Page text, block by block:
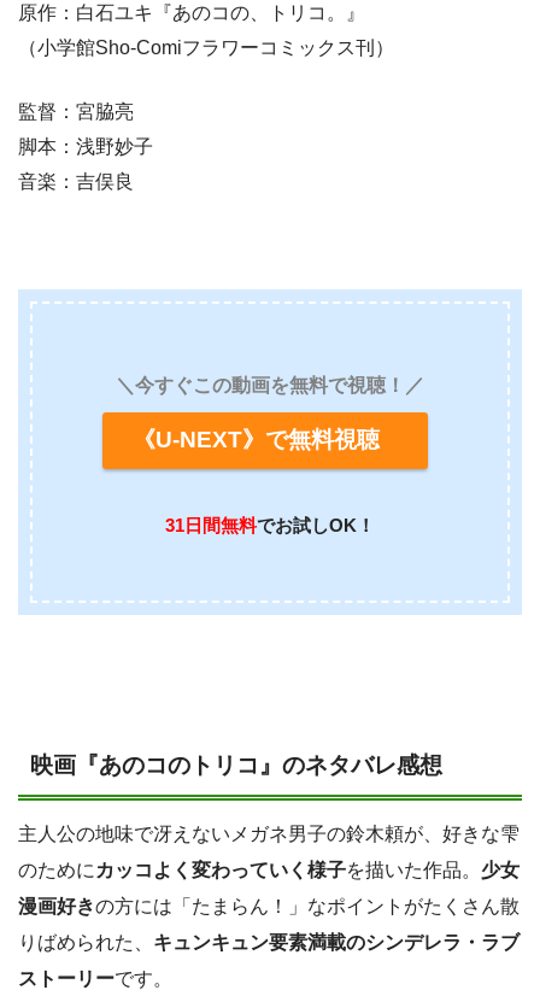
原作：白石ユキ『あのコの、トリコ。』
（小学館Sho-Comiフラワーコミックス刊）
監督：宮脇亮
脚本：浅野妙子
音楽：吉俣良
＼今すぐこの動画を無料で視聴！／
《U-NEXT》で無料視聴
31日間無料でお試しOK！
映画『あのコのトリコ』のネタバレ感想
主人公の地味で冴えないメガネ男子の鈴木頼が、好きな雫
のために カッコよく変わっていく様子を描いた作品。 少女
漫画好きの方には「たまらん！」なポイントがたくさん散
りばめられた、 キュンキュン要素満載のシンデレラ・ラブ
ストーリーです。